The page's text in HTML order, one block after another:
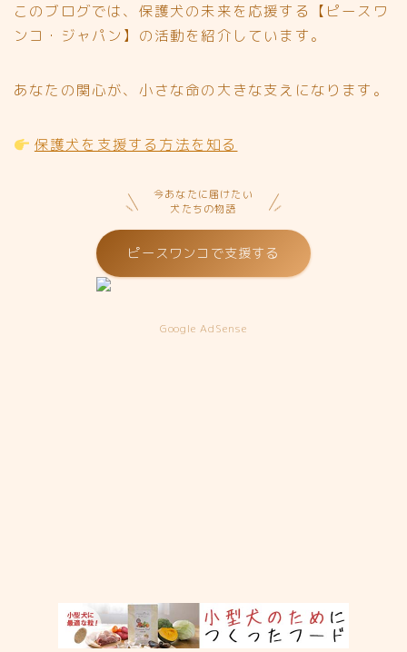
このブログでは、保護犬の未来を応援する【ピースワ
ンコ・ジャパン】の活動を紹介しています。
あなたの関心が、小さな命の大きな支えになります。
保護犬を支援する方法を知る
今あなたに届けたい
犬たちの物語
ピースワンコで支援する
Google AdSense